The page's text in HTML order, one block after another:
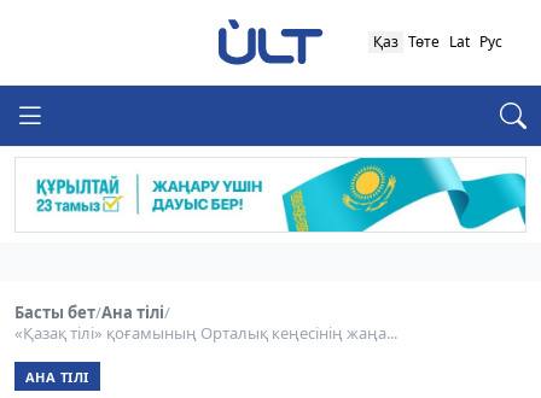
Қаз Төте Lat Рус
Басты бет/Ана тілі/
«Қазақ тілі» қоғамының Орталық кеңесінің жаңа...
АНА ТІЛІ